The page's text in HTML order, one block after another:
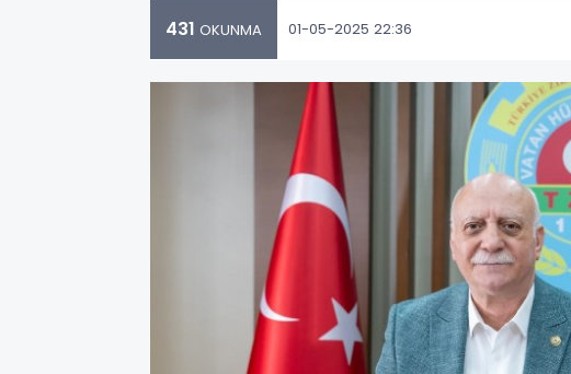
431 OKUNMA 01-05-2025 22:36